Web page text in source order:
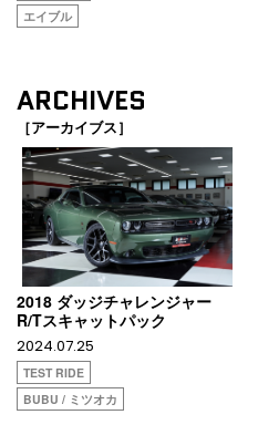
エイブル
ARCHIVES
［アーカイブス］
2018 ダッジチャレンジャー
R/Tスキャットパック
2024.07.25
TEST RIDE
BUBU / ミツオカ